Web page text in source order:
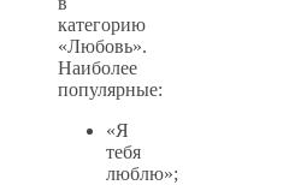
категорию
«Любовь».
Наиболее
популярные:
«Я
тебя
люблю»;